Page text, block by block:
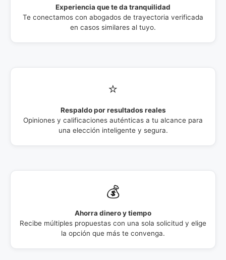
Experiencia que te da tranquilidad
Te conectamos con abogados de trayectoria verificada
en casos similares al tuyo.
⭐
Respaldo por resultados reales
Opiniones y calificaciones auténticas a tu alcance para
una elección inteligente y segura.
💰
Ahorra dinero y tiempo
Recibe múltiples propuestas con una sola solicitud y elige
la opción que más te convenga.